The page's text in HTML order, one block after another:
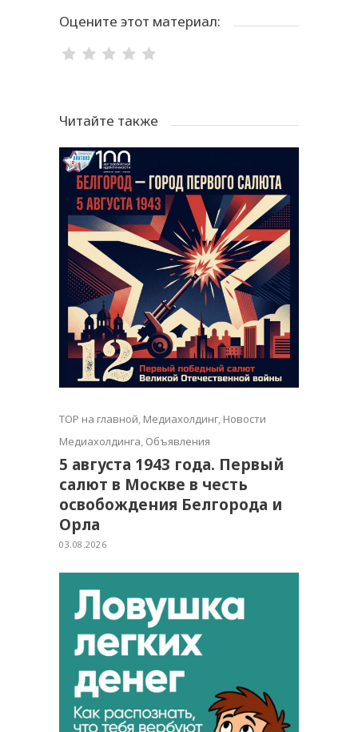
Оцените этот материал:
Читайте также
TOP на главной, Медиахолдинг, Новости
Медиахолдинга, Объявления
5 августа 1943 года. Первый
салют в Москве в честь
освобождения Белгорода и
Орла
03.08.2026